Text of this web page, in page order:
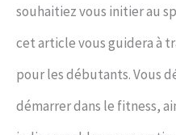
souhaitiez vous initier au
cet article vous guidera à
pour les débutants. Vous
démarrer dans le fitness,